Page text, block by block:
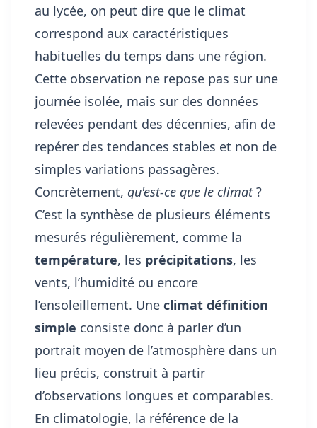
au lycée, on peut dire que le climat
correspond aux caractéristiques
habituelles du temps dans une région.
Cette observation ne repose pas sur une
journée isolée, mais sur des données
relevées pendant des décennies, afin de
repérer des tendances stables et non de
simples variations passagères.
Concrètement, qu'est-ce que le climat?
C’est la synthèse de plusieurs éléments
mesurés régulièrement, comme la
température, les précipitations, les
vents, l’humidité ou encore
l’ensoleillement. Une climat définition
simple consiste donc à parler d’un
portrait moyen de l’atmosphère dans un
lieu précis, construit à partir
d’observations longues et comparables.
En climatologie, la référence de la